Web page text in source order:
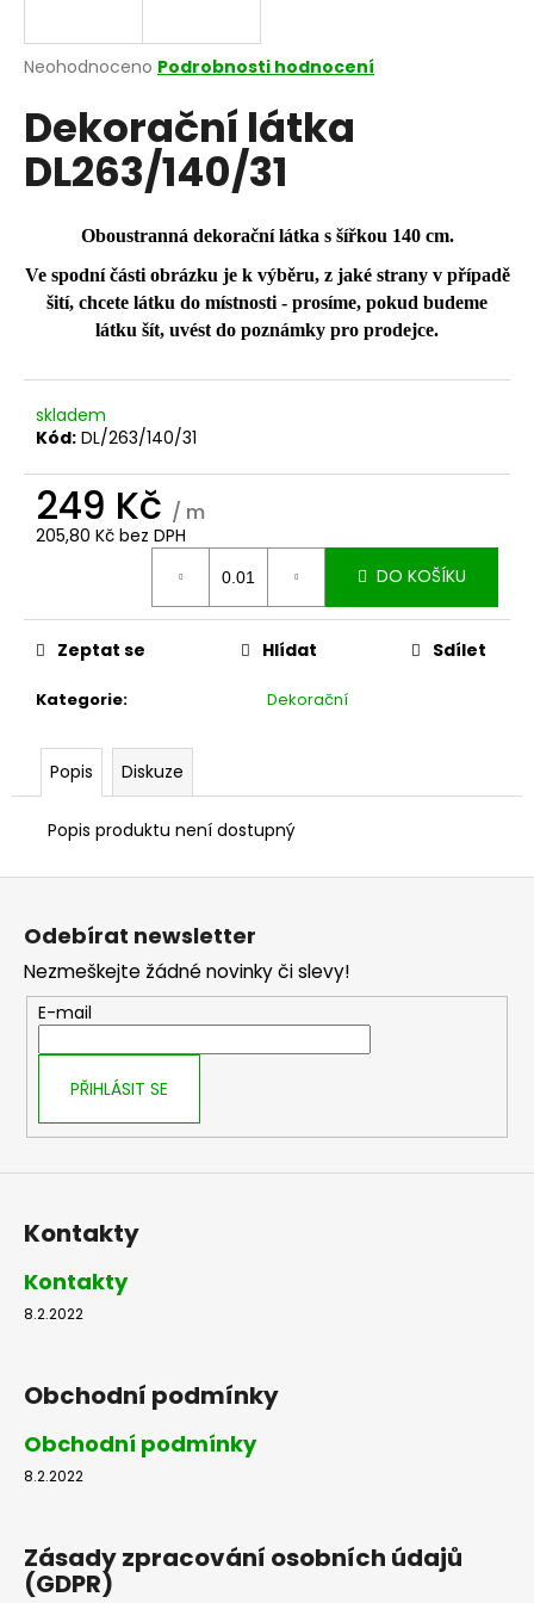
Průměrné
produktu
je
0,0
hvězdiček.
Neohodnoceno Podrobnosti hodnocení
Dekorační látka
DL263/140/31
Oboustranná dekorační látka s šířkou 140 cm.
Ve spodní části obrázku je k výběru, z jaké strany v případě
šití, chcete látku do místnosti - prosíme, pokud budeme
látku šít, uvést do poznámky pro prodejce.
skladem
Kód: DL/263/140/31
249 Kč / m
205,80 Kč bez DPH
DO KOŠÍKU
Kategorie: Dekorační
Zeptat se Hlídat Sdílet
Popis Diskuze
Popis produktu není dostupný
j
t
?
HLEDAT
D
o
p
r
u
č
e
m
Z
Odebírat newsletter
Nezmeškejte žádné novinky či slevy!
E-mail
PŘIHLÁSIT SE
Kontakty
Kontakty
8.2.2022
Obchodní podmínky
Obchodní podmínky
8.2.2022
Zásady zpracování osobních údajů
(GDPR)